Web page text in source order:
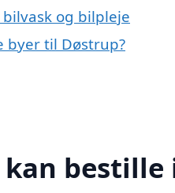
og bilpleje
byer til Døstrup?
bestille